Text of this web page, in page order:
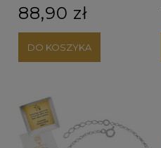
88,90 zł
DO KOSZYKA